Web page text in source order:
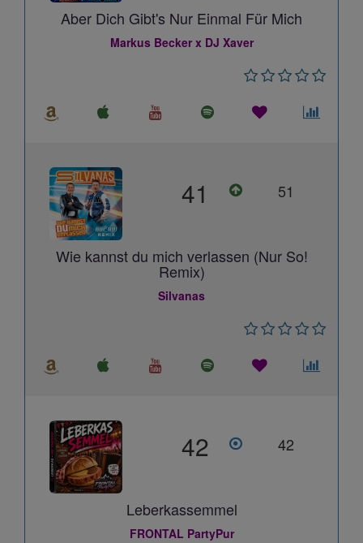
Aber Dich Gibt's Nur Einmal Für Mich
Markus Becker x DJ Xaver
41 51
Wie kannst du mich verlassen (Nur So!
Remix)
Silvanas
42 42
Leberkassemmel
FRONTAL PartyPur